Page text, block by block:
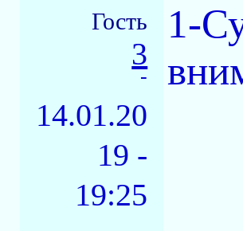
Гость
3
-
14.01.20
19 -
19:25
1-